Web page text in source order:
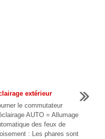
extérieur
le commutateur
AUTO = Allumage
des feux de
: Les phares sont